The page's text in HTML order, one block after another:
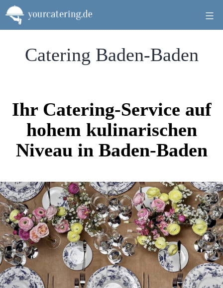
Zum
Inhalt
springen
Catering Baden-Baden
Ihr Catering-Service auf
hohem kulinarischen
Niveau in Baden-Baden